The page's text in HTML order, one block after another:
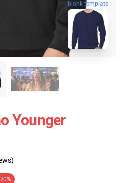
blank template
Younger